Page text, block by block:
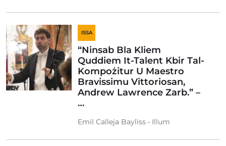
ISSA
“Ninsab Bla Kliem
Quddiem It-Talent Kbir Tal-
Kompożitur U Maestro
Bravissimu Vittoriosan,
Andrew Lawrence Zarb.” –
…
Emil Calleja Bayliss • Illum